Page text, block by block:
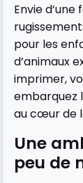
Envie
pour les
d’animaux
imprimer,
embarquez
au cœur de
Une
peu de